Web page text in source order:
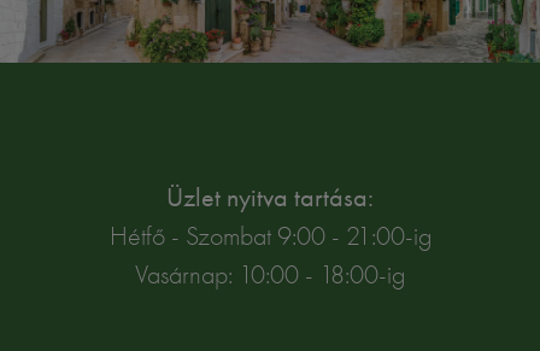
Üzlet nyitva tartása:
Hétfő - Szombat 9:00 - 21:00-ig
Vasárnap: 10:00 - 18:00-ig